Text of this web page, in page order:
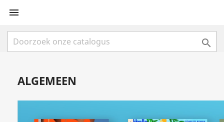


ALGEMEEN